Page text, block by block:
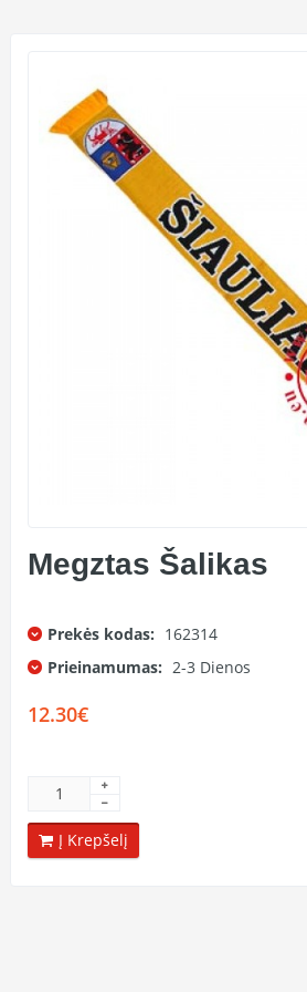
Megztas Šalikas
Prekės kodas: 162314
Prieinamumas: 2-3 Dienos
12.30€
Į Krepšelį